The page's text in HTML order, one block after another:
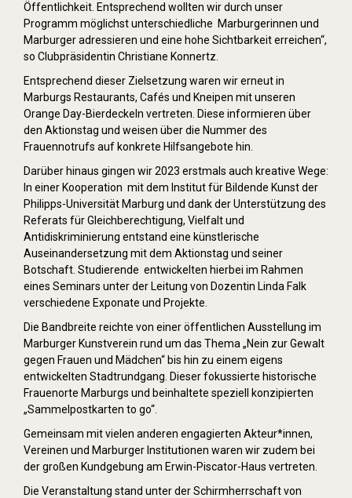
Öffentlichkeit. Entsprechend wollten wir durch unser
Programm möglichst unterschiedliche Marburgerinnen und
Marburger adressieren und eine hohe Sichtbarkeit erreichen“,
so Clubpräsidentin Christiane Konnertz.
Entsprechend dieser Zielsetzung waren wir erneut in
Marburgs Restaurants, Cafés und Kneipen mit unseren
Orange Day-Bierdeckeln vertreten. Diese informieren über
den Aktionstag und weisen über die Nummer des
Frauennotrufs auf konkrete Hilfsangebote hin.
Darüber hinaus gingen wir 2023 erstmals auch kreative Wege:
In einer Kooperation mit dem Institut für Bildende Kunst der
Philipps-Universität Marburg und dank der Unterstützung des
Referats für Gleichberechtigung, Vielfalt und
Antidiskriminierung entstand eine künstlerische
Auseinandersetzung mit dem Aktionstag und seiner
Botschaft. Studierende entwickelten hierbei im Rahmen
eines Seminars unter der Leitung von Dozentin Linda Falk
verschiedene Exponate und Projekte.
Die Bandbreite reichte von einer öffentlichen Ausstellung im
Marburger Kunstverein rund um das Thema „Nein zur Gewalt
gegen Frauen und Mädchen“ bis hin zu einem eigens
entwickelten Stadtrundgang. Dieser fokussierte historische
Frauenorte Marburgs und beinhaltete speziell konzipierten
„Sammelpostkarten to go“.
Gemeinsam mit vielen anderen engagierten Akteur*innen,
Vereinen und Marburger Institutionen waren wir zudem bei
der großen Kundgebung am Erwin-Piscator-Haus vertreten.
Die Veranstaltung stand unter der Schirmherrschaft von